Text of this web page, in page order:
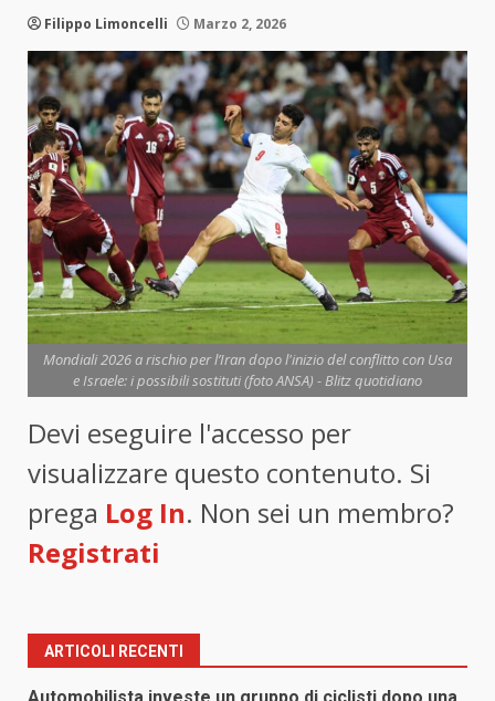
Filippo Limoncelli Marzo 2, 2026
Mondiali 2026 a rischio per l’Iran dopo l'inizio del conflitto con Usa
e Israele: i possibili sostituti (foto ANSA) - Blitz quotidiano
Devi eseguire l'accesso per
visualizzare questo contenuto. Si
prega Log In. Non sei un membro?
Registrati
ARTICOLI RECENTI